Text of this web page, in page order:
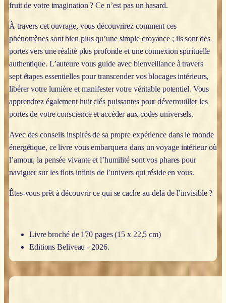
fruit de votre imagination ? Ce n’est pas un hasard.
À travers cet ouvrage, vous découvrirez comment ces
phénomènes sont bien plus qu’une simple croyance ; ils sont des
portes vers une réalité plus profonde et une connexion spirituelle
authentique. L’auteure vous guide avec bienveillance à travers
sept étapes essentielles pour transcender vos blocages intérieurs,
libérer votre lumière et manifester votre véritable potentiel. Vous
apprendrez également huit clés puissantes pour déverrouiller les
portes de votre conscience et accéder aux codes universels.
Avec des conseils inspirés de sa propre expérience dans le monde
énergétique, ce livre vous embarquera dans un voyage intérieur où
l’amour, la pensée vivante et l’humilité sont vos phares pour
naviguer sur les flots infinis de l’univers qui réside en vous.
Êtes-vous prêt à découvrir ce qui se cache au-delà de l’invisible ?
Livre broché de 170 pages (15 x 22,5 cm)
Editions Beliveau - 2026.